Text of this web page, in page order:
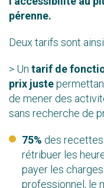
pérenne.
Deux tarifs sont
> Un tarif de
prix juste
de mener des
sans recherche de
75% des
rétribuer les
payer les
professionnel, le